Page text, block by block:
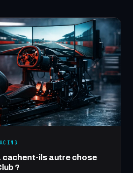
cachent-ils autre chose
?